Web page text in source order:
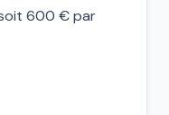
600 € par